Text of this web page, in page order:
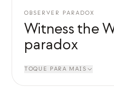
OBSERVER PARADOX
Witness the
paradox
TOQUE PARA MAIS